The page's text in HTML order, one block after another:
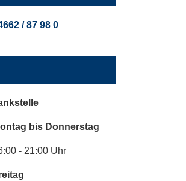
/ 87 98 0
bis Donnerstag
- 21:00 Uhr